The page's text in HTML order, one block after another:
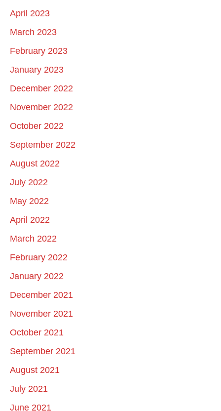
April 2023
March 2023
February 2023
January 2023
December 2022
November 2022
October 2022
September 2022
August 2022
July 2022
May 2022
April 2022
March 2022
February 2022
January 2022
December 2021
November 2021
October 2021
September 2021
August 2021
July 2021
June 2021